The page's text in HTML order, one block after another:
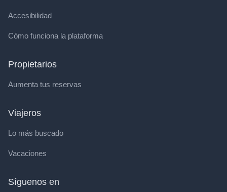
Accesibilidad
Cómo funciona la plataforma
Propietarios
Aumenta tus reservas
Viajeros
Lo más buscado
Vacaciones
Síguenos en